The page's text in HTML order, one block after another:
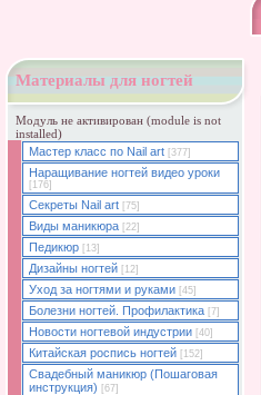
Материалы для ногтей
Модуль не активирован (module is not
installed)
Мастер класс по Nail art
[377]
Наращивание ногтей видео уроки
[176]
Секреты Nail art [75]
Виды маникюра [22]
Педикюр [13]
Дизайны ногтей [12]
Уход за ногтями и руками [45]
Болезни ногтей. Профилактика [7]
Новости ногтевой индустрии [40]
Китайская роспись ногтей [152]
Свадебный маникюр (Пошаговая
инструкция)
[67]